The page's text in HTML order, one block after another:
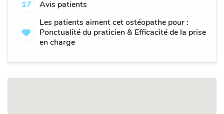
17
Avis patients
Les patients aiment cet ostéopathe pour :
Ponctualité du praticien & Efficacité de la prise
en charge